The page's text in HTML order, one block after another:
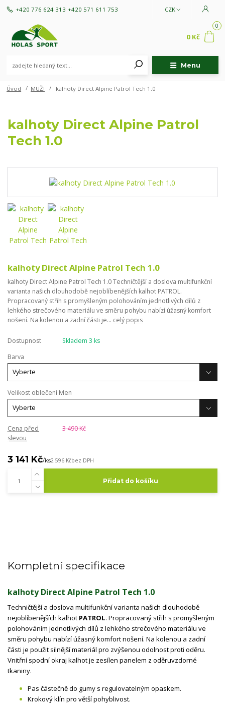
Menu
CZK
+420 776 624 313 +420 571 611 753
0
0 Kč
Úvod MUŽI kalhoty Direct Alpine Patrol Tech 1.0
kalhoty Direct Alpine Patrol
Tech 1.0
kalhoty Direct Alpine Patrol Tech 1.0
kalhoty Direct Alpine Patrol Tech 1.0 Techničtější a doslova multifunkční
varianta našich dlouhodobě nejoblíbenějších kalhot PATROL.
Propracovaný střih s promyšleným polohováním jednotlivých dílů z
lehkého strečového materiálu ve směru pohybu nabízí úžasný komfort
nošení. Na kolenou a zadní části je... celý popis
Dostupnost
Skladem 3 ks
Barva
Velikost oblečení Men
Cena před
slevou
3 490 Kč
3 141 Kč/ks2 596 Kčbez DPH
Přidat do košíku
Kompletní specifikace
kalhoty Direct Alpine Patrol Tech 1.0
Techničtější a doslova multifunkční varianta našich dlouhodobě
nejoblíbenějších kalhot PATROL. Propracovaný střih s promyšleným
polohováním jednotlivých dílů z lehkého strečového materiálu ve
směru pohybu nabízí úžasný komfort nošení. Na kolenou a zadní
části je použit silnější materiál pro zvýšenou odolnost proti oděru.
Vnitřní spodní okraj kalhot je zesílen panelem z oděruvzdorné
tkaniny.
Pas částečně do gumy s regulovatelným opaskem.
Krokový klín pro větší pohyblivost.